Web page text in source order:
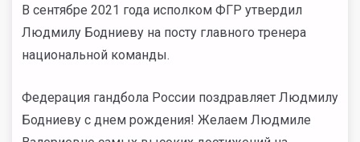
В сентябре 2021 года исполком ФГР утвердил
Людмилу Бодниеву на посту главного тренера
национальной команды.
Федерация гандбола России поздравляет Людмилу
Бодниеву с днем рождения! Желаем Людмиле